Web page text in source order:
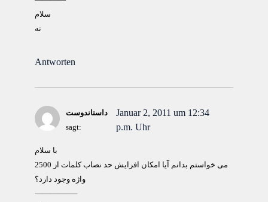
سلام
نه
Antworten
داستاندوست
sagt:
Januar 2, 2011 um 12:34
p.m. Uhr
با سلام
می خواستم بدانم آیا امکان افزایش حد نصاب کلمات از 2500
واژه وجود دارد؟
—————–